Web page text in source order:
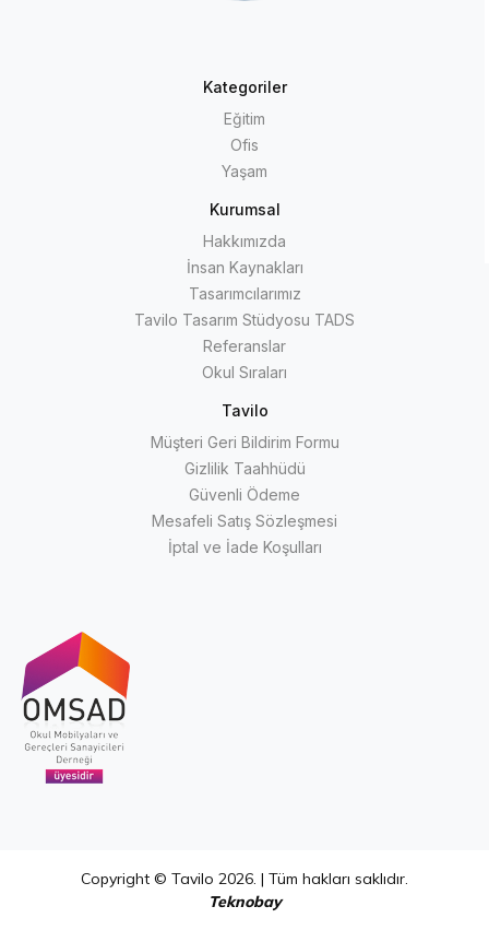
Kategoriler
Eğitim
Ofis
Yaşam
Kurumsal
Hakkımızda
İnsan Kaynakları
Tasarımcılarımız
Tavilo Tasarım Stüdyosu TADS
Referanslar
Okul Sıraları
Tavilo
Müşteri Geri Bildirim Formu
Gizlilik Taahhüdü
Güvenli Ödeme
Mesafeli Satış Sözleşmesi
İptal ve İade Koşulları
Copyright © Tavilo 2026. | Tüm hakları saklıdır.
Teknobay